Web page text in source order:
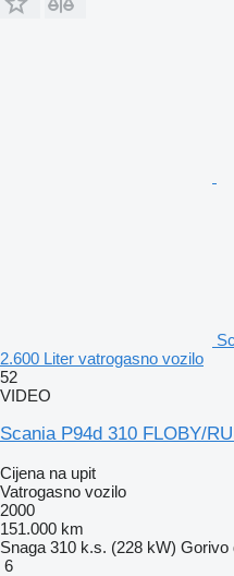
2.600 Liter vatrogasno vozilo
52
VIDEO
Scania P94d 310 FLOBY/
Cijena na upit
Vatrogasno vozilo
2000
151.000 km
Snaga 310 k.s. (228 kW) Gorivo
6